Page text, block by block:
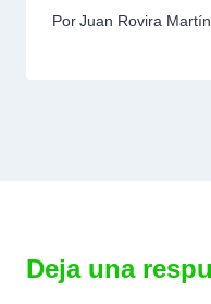
PorJuan Rovira
Deja una